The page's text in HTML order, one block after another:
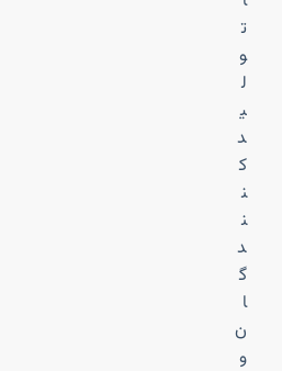
ت
و
ل
ی
د
ک
ن
ن
د
گ
ا
ن
و